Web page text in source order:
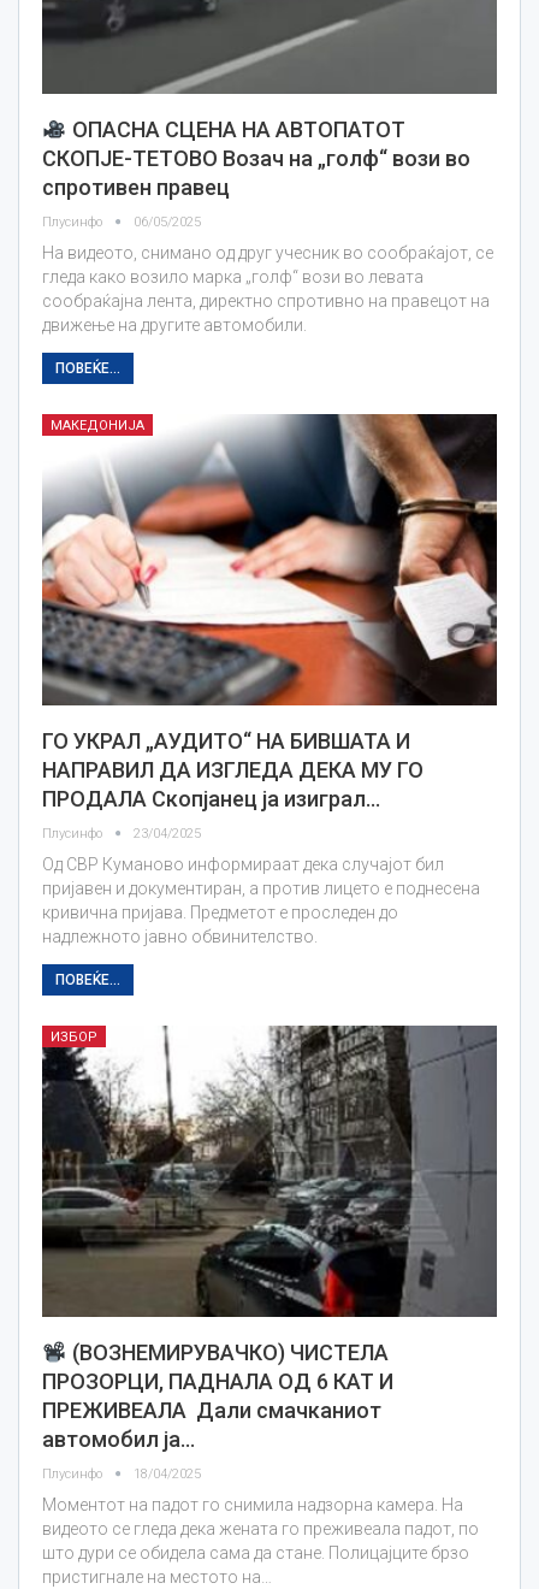
ОПАСНА СЦЕНА НА АВТОПАТОТ
СКОПЈЕ-ТЕТОВО Возач на „голф“ вози во
спротивен правец
Плусинфо 06/05/2025
На видеото, снимано од друг учесник во сообраќајот, се
гледа како возило марка „голф“ вози во левата
сообраќајна лента, директно спротивно на правецот на
движење на другите автомобили.
ПОВЕЌЕ...
МАКЕДОНИЈА
ГО УКРАЛ „АУДИТО“ НА БИВШАТА И
НАПРАВИЛ ДА ИЗГЛЕДА ДЕКА МУ ГО
ПРОДАЛА Скопјанец ја изиграл…
Плусинфо 23/04/2025
Од СВР Куманово информираат дека случајот бил
пријавен и документиран, а против лицето е поднесена
кривична пријава. Предметот е проследен до
надлежното јавно обвинителство.
ПОВЕЌЕ...
ИЗБОР
(ВОЗНЕМИРУВАЧКО) ЧИСТЕЛА
ПРОЗОРЦИ, ПАДНАЛА ОД 6 КАТ И
ПРЕЖИВЕАЛА Дали смачканиот
автомобил ја…
Плусинфо 18/04/2025
Моментот на падот го снимила надзорна камера. На
видеото се гледа дека жената го преживеала падот, по
што дури се обидела сама да стане. Полицајците брзо
пристигнале на местото на…